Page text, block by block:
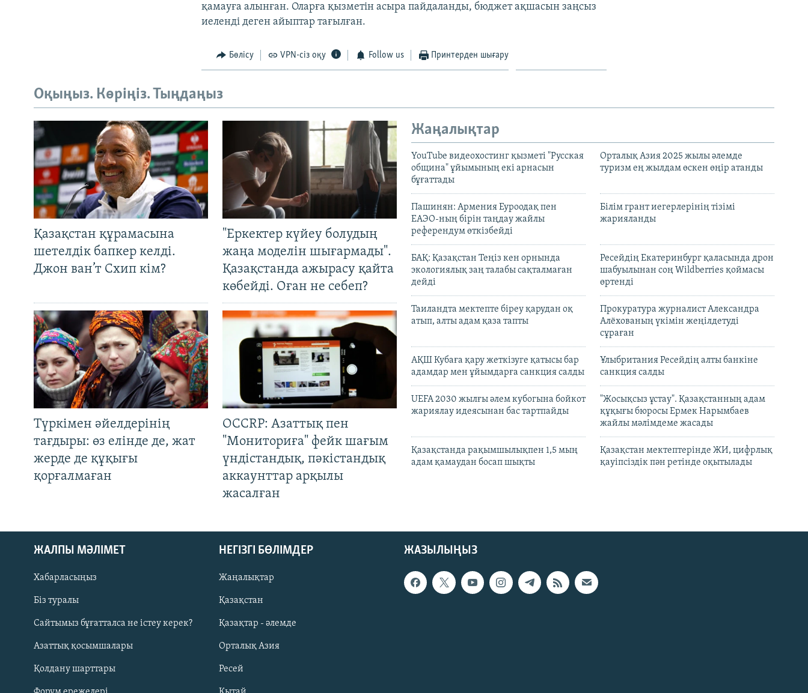
Русский
ЖАЗЫЛЫҢЫЗ
қамауға алынған. Оларға қызметін асыра пайдаланды, бюджет ақшасын заңсыз
иеленді деген айыптар тағылған.
Бөлісу VPN-сіз оқу Follow us Принтерден шығару
Оқыңыз. Көріңіз. Тыңдаңыз
Қазақстан құрамасына
шетелдік бапкер келді.
Джон ван’т Схип кім?
"Еркектер күйеу болудың
жаңа моделін шығармады".
Қазақстанда ажырасу қайта
көбейді. Оған не себеп?
Түркімен әйелдерінің
тағдыры: өз елінде де, жат
жерде де құқығы
қорғалмаған
OCCRP: Азаттық пен
"Мониториға" фейк шағым
үндістандық, пәкістандық
аккаунттар арқылы
жасалған
Жаңалықтар
YouTube видеохостинг қызметі "Русская
община" ұйымының екі арнасын
бұғаттады
Орталық Азия 2025 жылы әлемде
туризм ең жылдам өскен өңір атанды
Пашинян: Армения Еуроодақ пен
ЕАЭО-ның бірін таңдау жайлы
референдум өткізбейді
Білім грант иегерлерінің тізімі
жарияланды
БАҚ: Қазақстан Теңіз кен орнында
экологиялық заң талабы сақталмаған
дейді
Ресейдің Екатеринбург қаласында дрон
шабуылынан соң Wildberries қоймасы
өртенді
Таиландта мектепте біреу қарудан оқ
атып, алты адам қаза тапты
Прокуратура журналист Александра
Алёхованың үкімін жеңілдетуді
сұраған
АҚШ Кубаға қару жеткізуге қатысы бар
адамдар мен ұйымдарға санкция салды
Ұлыбритания Ресейдің алты банкіне
санкция салды
UEFA 2030 жылғы әлем кубогына бойкот
жариялау идеясынан бас тартпайды
"Жосықсыз ұстау". Қазақстанның адам
құқығы бюросы Ермек Нарымбаев
жайлы мәлімдеме жасады
Қазақстанда рақымшылықпен 1,5 мың
адам қамаудан босап шықты
Қазақстан мектептерінде ЖИ, цифрлық
қауіпсіздік пән ретінде оқытылады
ЖАЗЫЛЫҢЫЗ
ЖАЛПЫ МӘЛІМЕТ
Хабарласыңыз
Біз туралы
Сайтымыз бұғатталса не істеу керек?
Азаттық қосымшалары
Қолдану шарттары
НЕГІЗГІ БӨЛІМДЕР
Жаңалықтар
Қазақстан
Қазақтар - әлемде
Орталық Азия
Ресей